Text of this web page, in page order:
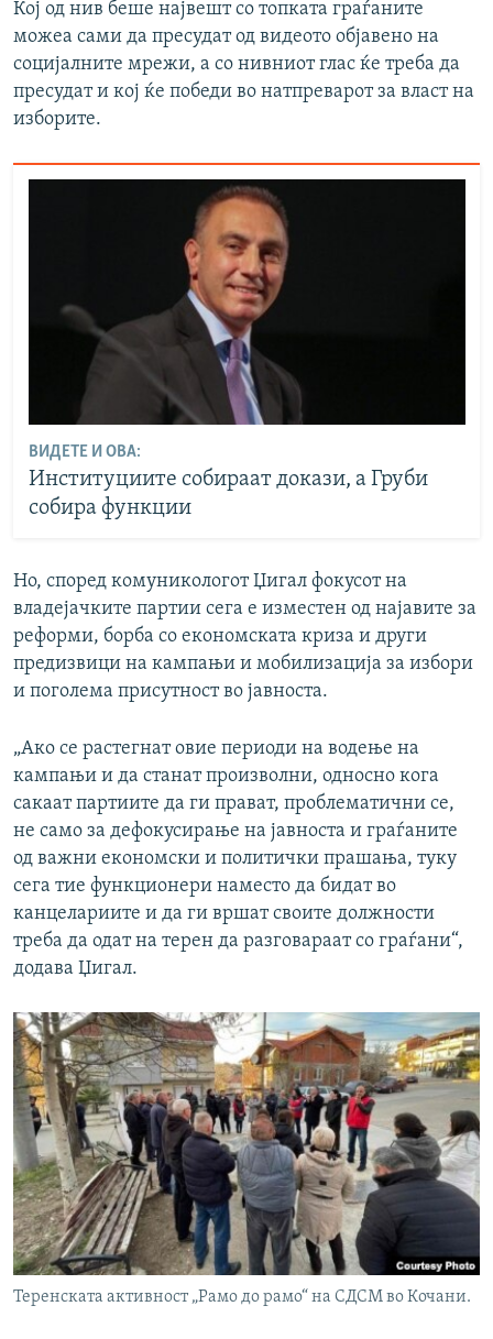
Кој од нив беше највешт со топката граѓаните
можеа сами да пресудат од видеото објавено на
социјалните мрежи, а со нивниот глас ќе треба да
пресудат и кој ќе победи во натпреварот за власт на
изборите.
ВИДЕТЕ И ОВА:
Институциите собираат докази, а Груби
собира функции
Но, според комуникологот Џигал фокусот на
владејачките партии сега е изместен од најавите за
реформи, борба со економската криза и други
предизвици на кампањи и мобилизација за избори
и поголема присутност во јавноста.
„Ако се растегнат овие периоди на водење на
кампањи и да станат произволни, односно кога
сакаат партиите да ги прават, проблематични се,
не само за дефокусирање на јавноста и граѓаните
од важни економски и политички прашања, туку
сега тие функционери наместо да бидат во
канцелариите и да ги вршат своите должности
треба да одат на терен да разговараат со граѓани“,
додава Џигал.
Теренската активност „Рамо до рамо“ на СДСМ во Кочани.